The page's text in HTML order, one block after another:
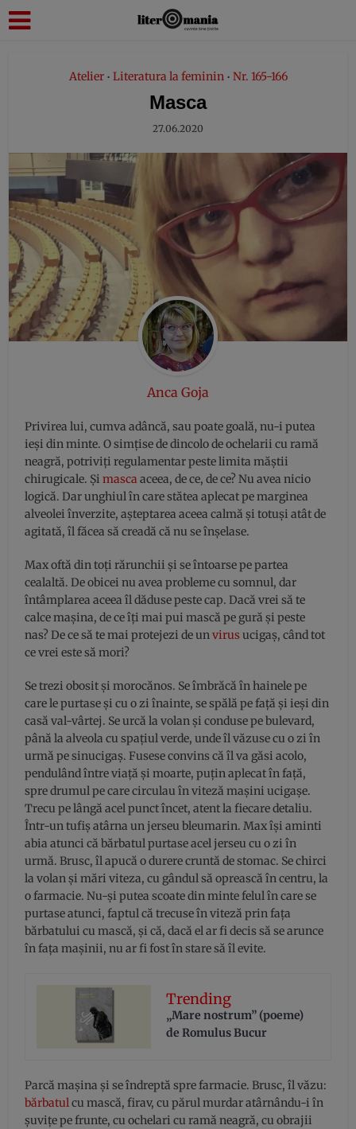
Atelier • Literatura la feminin • Nr. 165-166
Masca
27.06.2020
Anca Goja
Privirea lui, cumva adâncă, sau poate goală, nu-i putea
ieşi din minte. O simţise de dincolo de ochelarii cu ramă
neagră, potriviţi regulamentar peste limita măştii
chirugicale. Şimasca aceea, de ce, de ce? Nu avea nicio
logică. Dar unghiul în care stătea aplecat pe marginea
alveolei înverzite, aşteptarea aceea calmă şi totuşi atât de
agitată, îl făcea să creadă că nu se înşelase.
Max oftă din toţi rărunchii şi se întoarse pe partea
cealaltă. De obicei nu avea probleme cu somnul, dar
întâmplarea aceea îl dăduse peste cap. Dacă vrei să te
calce maşina, de ce îţi mai pui mască pe gură şi peste
nas? De ce să te mai protejezi de unvirus ucigaş, când tot
ce vrei este să mori?
Se trezi obosit şi morocănos. Se îmbrăcă în hainele pe
care le purtase şi cu o zi înainte, se spălă pe faţă şi ieşi din
casă val-vârtej. Se urcă la volan şi conduse pe bulevard,
până la alveola cu spaţiul verde, unde îl văzuse cu o zi în
urmă pe sinucigaş. Fusese convins că îl va găsi acolo,
pendulând între viaţă şi moarte, puţin aplecat în faţă,
spre drumul pe care circulau în viteză maşini ucigaşe.
Trecu pe lângă acel punct încet, atent la fiecare detaliu.
Într-un tufiş atârna un jerseu bleumarin. Max îşi aminti
abia atunci că bărbatul purtase acel jerseu cu o zi în
urmă. Brusc, îl apucă o durere cruntă de stomac. Se chirci
la volan şi mări viteza, cu gândul să oprească în centru, la
o farmacie. Nu-şi putea scoate din minte felul în care se
purtase atunci, faptul că trecuse în viteză prin faţa
bărbatului cu mască, şi că, dacă el ar fi decis să se arunce
în faţa maşinii, nu ar fi fost în stare să îl evite.
Trending
„Mare nostrum” (poeme)
de Romulus Bucur
Parcă maşina şi se îndreptă spre farmacie. Brusc, îl văzu:
bărbatulcu mască, firav, cu părul murdar atârnându-i în
şuviţe pe frunte, cu ochelari cu ramă neagră, cu obrajii
modal-check